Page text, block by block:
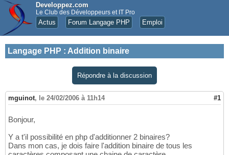
Developpez.com
Le Club des Développeurs et IT Pro
Actus Forum Langage PHP Emploi
Langage PHP : Addition binaire
Répondre à la discussion
mguinot, le 24/02/2006 à 11h14 #1
Bonjour,
Y a t'il possibilité en php d'additionner 2 binaires?
Dans mon cas, je dois faire l'addition binaire de tous les